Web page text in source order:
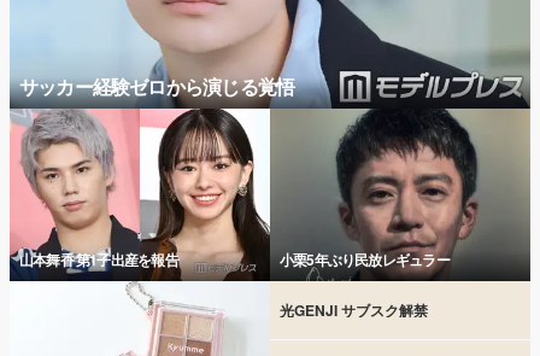
サッカー経験ゼロから演じる覚悟
山本舞香 第1子出産を報告 小栗5年ぶり民放レギュラー
光GENJI サブスク解禁